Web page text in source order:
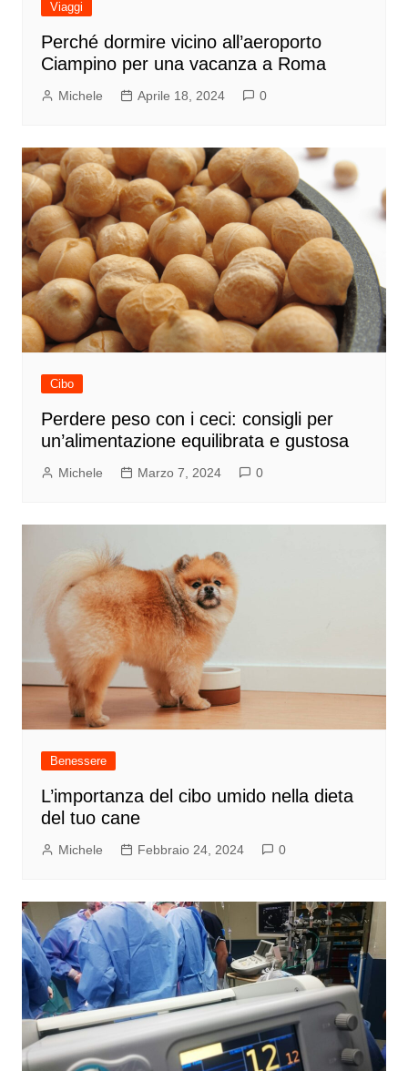
Viaggi
Perché dormire vicino all’aeroporto
Ciampino per una vacanza a Roma
Michele Aprile 18, 2024 0
Cibo
Perdere peso con i ceci: consigli per
un’alimentazione equilibrata e gustosa
Michele Marzo 7, 2024 0
Benessere
L’importanza del cibo umido nella dieta
del tuo cane
Michele Febbraio 24, 2024 0